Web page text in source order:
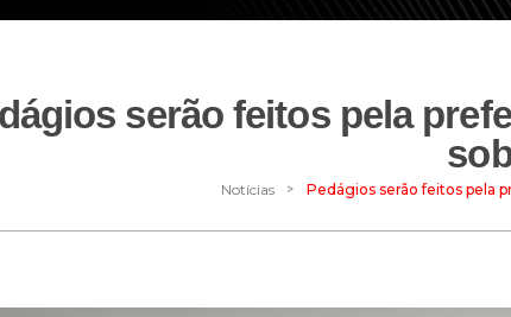
serão feitos pela
Notícias > Pedágios serão feitos pela